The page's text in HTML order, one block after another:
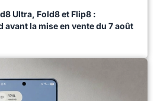
Ultra, Fold8 et Flip8 :
la mise en vente du 7 août